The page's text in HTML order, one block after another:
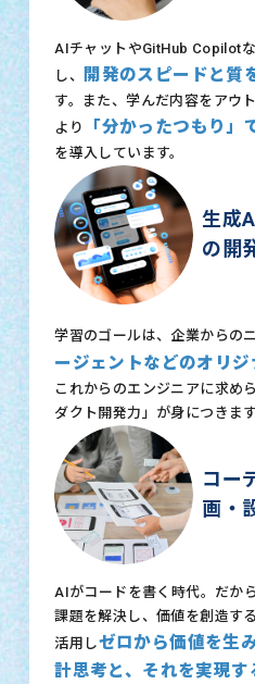
AIチャットやGitHub Copilot
し、
開発のスピードと質
す。また、学んだ内容をアウ
より
「分かったつもり」
を導入しています。
生成
の開
学習のゴールは、企業からの
ージェントなどのオリ
これからのエンジニアに求め
ダクト開発力」が身につきます
コー
画・
AIがコードを書く時代。だか
課題を解決し、価値を創造す
活用しゼロから価値を生
計思考と、それを実現す